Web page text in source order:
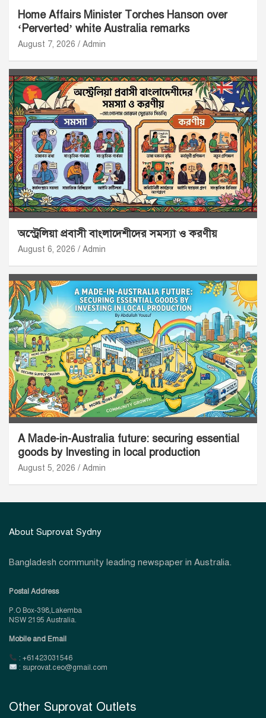
Home Affairs Minister Torches Hanson over
‘Perverted’ white Australia remarks
August 7, 2026 Admin
অস্ট্রেলিয়া প্রবাসী বাংলাদেশীদের সমস্যা ও করণীয়
August 6, 2026 Admin
A Made-in-Australia future: securing essential
goods by Investing in local production
August 5, 2026 Admin
About Suprovat Sydny
Bangladesh community leading newspaper in Australia.
Postal Address
P.O Box-398,Lakemba
NSW 2195 Australia.
Mobile and Email
: +61423031546
: suprovat.ceo@gmail.com
Other Suprovat Outlets